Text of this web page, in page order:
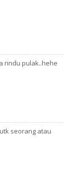
rindu pulak..hehe
seorang atau